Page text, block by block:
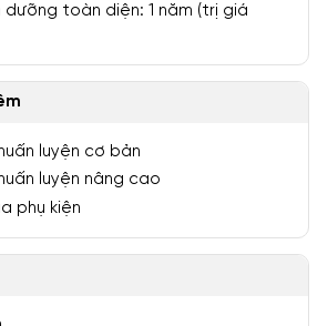
dưỡng toàn diện: 1 năm (trị giá
luyện cơ bản
luyện nâng cao
phụ kiện